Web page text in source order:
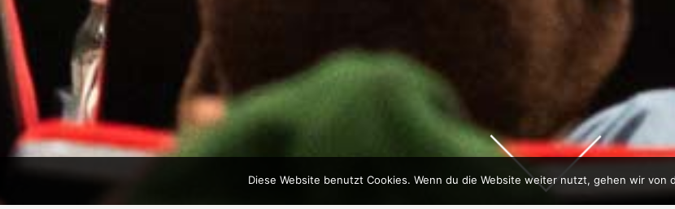
Diese Website benutzt Cookies. Wenn du die Website weiter nutzt, gehen wir von